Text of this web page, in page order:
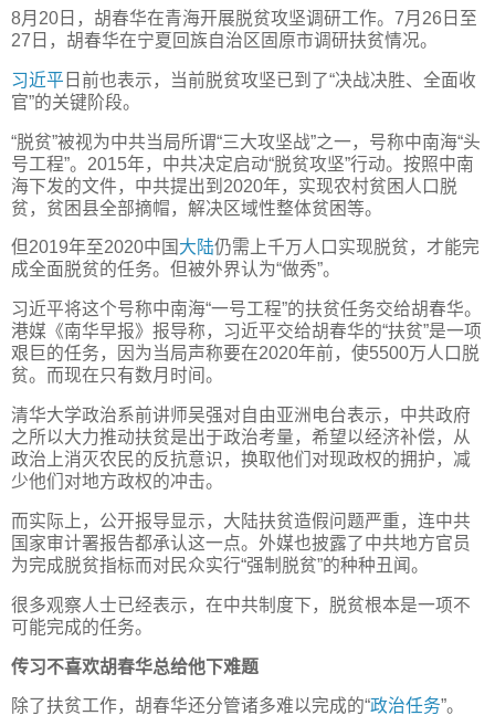
8月20日，胡春华在青海开展脱贫攻坚调研工作。7月26日至
27日，胡春华在宁夏回族自治区固原市调研扶贫情况。
习近平 日前也表示，当前脱贫攻坚已到了“决战决胜、全面收
官”的关键阶段。
“脱贫”被视为中共当局所谓“三大攻坚战”之一，号称中南海“头
号工程”。2015年，中共决定启动“脱贫攻坚”行动。按照中南
海下发的文件，中共提出到2020年，实现农村贫困人口脱
贫，贫困县全部摘帽，解决区域性整体贫困等。
但2019年至2020中国 大陆仍需上千万人口实现脱贫，才能完
成全面脱贫的任务。但被外界认为“做秀”。
习近平将这个号称中南海“一号工程”的扶贫任务交给胡春华。
港媒《南华早报》报导称，习近平交给胡春华的“扶贫”是一项
艰巨的任务，因为当局声称要在2020年前，使5500万人口脱
贫。而现在只有数月时间。
清华大学政治系前讲师吴强对自由亚洲电台表示，中共政府
之所以大力推动扶贫是出于政治考量，希望以经济补偿，从
政治上消灭农民的反抗意识，换取他们对现政权的拥护，减
少他们对地方政权的冲击。
而实际上，公开报导显示，大陆扶贫造假问题严重，连中共
国家审计署报告都承认这一点。外媒也披露了中共地方官员
为完成脱贫指标而对民众实行“强制脱贫”的种种丑闻。
很多观察人士已经表示，在中共制度下，脱贫根本是一项不
可能完成的任务。
传习不喜欢胡春华总给他下难题
除了扶贫工作，胡春华还分管诸多难以完成的“政治任务”。